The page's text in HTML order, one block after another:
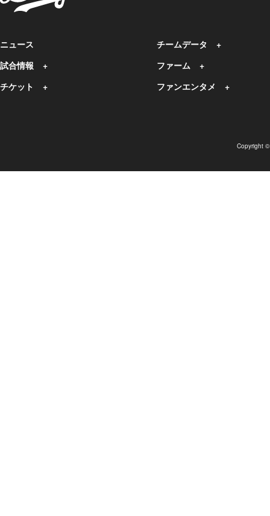
ニュース
試合情報
チケット
チームデータ
ファーム
ファンエンタメ
Copyright